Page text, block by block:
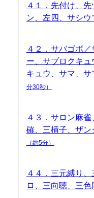
４１．先付け、
ン、左四、サシ
４２．サバゴボ
ー、サブロクキ
キュウ、サマ、
分30秒）
４３．サロン麻
確、三槓子、ザ
（約5分）
４４．三元縛り
ロ、三向聴、三